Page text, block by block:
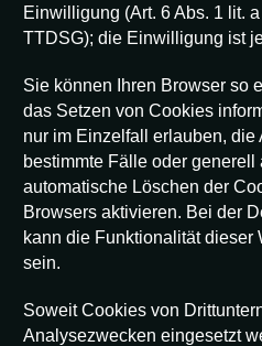
Einwilligung (Art. 6 Abs. 1 lit.
TTDSG); die Einwilligung ist
Sie können Ihren Browser so
das Setzen von Cookies
nur im Einzelfall erlauben,
bestimmte Fälle oder
automatische Löschen der
Browsers aktivieren. Bei der
kann die Funktionalität dieser
sein.
Soweit Cookies von
Analysezwecken eingesetzt